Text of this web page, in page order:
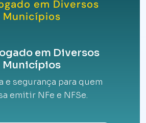
em Diversos
Municípios
em Diversos
Municípios
e segurança para quem
emitir NFe e NFSe.